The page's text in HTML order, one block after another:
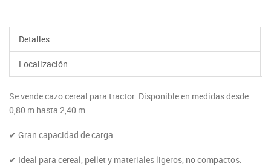
Detalles
Localización
Se vende cazo cereal para tractor. Disponible en medidas desde
0,80 m hasta 2,40 m.
✔ Gran capacidad de carga
✔ Ideal para cereal, pellet y materiales ligeros, no compactos.